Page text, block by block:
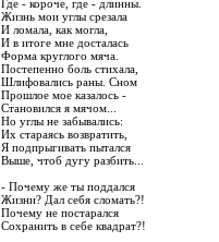
Где - короче, где - длинны.
Жизнь мои углы срезала
И ломала, как могла,
И в итоге мне досталась
Форма круглого мяча.
Постепенно боль стихала,
Шлифовались раны. Сном
Прошлое мое казалось -
Становился я мячом...
Но углы не забывались:
Их стараясь возвратить,
Я подпрыгивать пытался
Выше, чтоб дугу разбить...
- Почему же ты поддался
Жизни? Дал себя сломать?!
Почему не постарался
Сохранить в себе квадрат?!